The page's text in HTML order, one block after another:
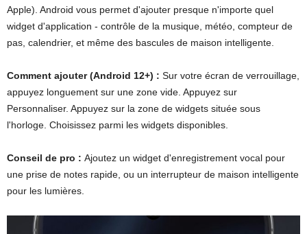
Apple). Android vous permet d'ajouter presque n'importe quel
widget d'application - contrôle de la musique, météo, compteur de
pas, calendrier, et même des bascules de maison intelligente.
Comment ajouter (Android 12+) : Sur votre écran de verrouillage,
appuyez longuement sur une zone vide. Appuyez sur
Personnaliser. Appuyez sur la zone de widgets située sous
l'horloge. Choisissez parmi les widgets disponibles.
Conseil de pro : Ajoutez un widget d'enregistrement vocal pour
une prise de notes rapide, ou un interrupteur de maison intelligente
pour les lumières.